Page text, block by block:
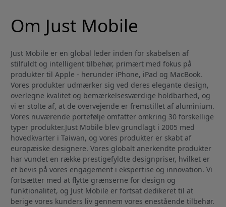
Om Just Mobile
Just Mobile er en global leder inden for skabelsen af
stilfuldt og intelligent tilbehør, primært med fokus på
produkter til Apple - herunder iPhone, iPad og MacBook.
Vores produkter udmærker sig ved deres elegante design,
overlegne kvalitet og bemærkelsesværdige holdbarhed, og
vi er stolte af, at de overvejende er fremstillet af aluminium.
Vores nuværende portefølje omfatter omkring 30 forskellige
typer produkter.Just Mobile blev grundlagt i 2005 med
hovedkvarter i Taiwan, og vores produkter er skabt af
europæiske designere. Vores globalt anerkendte produkter
har vundet en række prestigefyldte designpriser, hvilket er
et bevis på vores engagement i ekspertise og innovation. Vi
fortsætter med at flytte grænserne for design og
funktionalitet, og Just Mobile er fortsat dedikeret til at
berige vores kunders liv gennem vores enestående tilbehør.